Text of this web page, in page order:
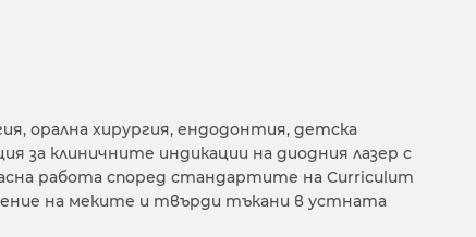
орална хирургия, ендодонтия, детска
за клиничните индикации на диодния лазер с
работа според стандартите на Curriculum
на меките и твърди тъкани в устната